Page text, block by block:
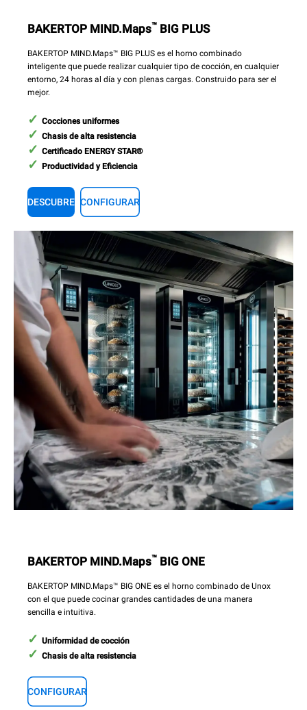
BAKERTOP MIND.Maps™ BIG PLUS
BAKERTOP MIND.Maps™ BIG PLUS es el horno combinado
inteligente que puede realizar cualquier tipo de cocción, en cualquier
entorno, 24 horas al día y con plenas cargas. Construido para ser el
mejor.
Cocciones uniformes
Chasis de alta resistencia
Certificado ENERGY STAR®
Productividad y Eficiencia
DESCUBRE CONFIGURAR
BAKERTOP MIND.Maps™ BIG ONE
BAKERTOP MIND.Maps™ BIG ONE es el horno combinado de Unox
con el que puede cocinar grandes cantidades de una manera
sencilla e intuitiva.
Uniformidad de cocción
Chasis de alta resistencia
CONFIGURAR